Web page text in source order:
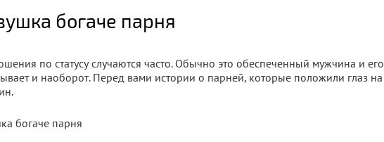
богаче парня
по статусу случаются часто. Обычно это обеспеченный мужчина и его
и наоборот. Перед вами истории о парней, которые положили глаз на